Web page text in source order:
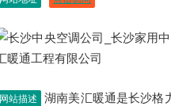
网站描述
湖南美汇暖通是长沙格